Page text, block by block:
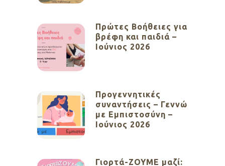
Πρώτες Βοήθειες για
βρέφη και παιδιά –
Ιούνιος 2026
Προγεννητικές
συναντήσεις – Γεννώ
με Εμπιστοσύνη –
Ιούνιος 2026
Γιορτά-ΖΟΥΜΕ μαζί: